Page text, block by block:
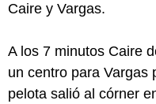
Caire y Vargas.
A los 7 minutos Caire
un centro para Vargas
pelota salió al córner